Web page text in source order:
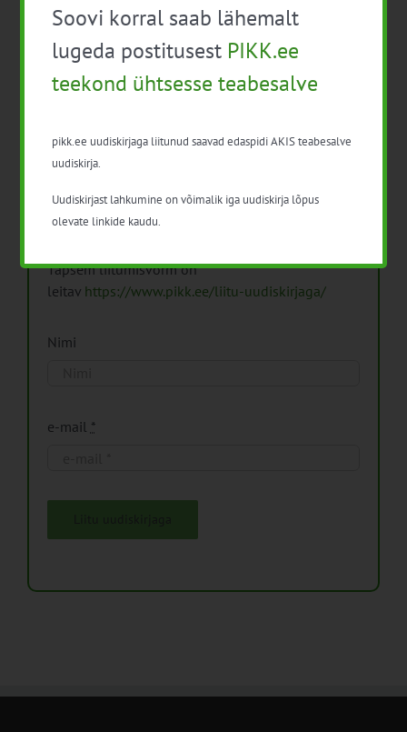
Pikk.ee uudiskirjaga liitumine.
Isikuandmeid töötleme vastavalt
Isikuandmete
Täpsem liitumisvorm on
leitav https://www.pikk.ee/liitu-uudiskirjaga/
Nimi
e-mail *
Soovi korral saab lähemalt
lugeda postitusest PIKK.ee
teekond ühtsesse teabesalve
pikk.ee uudiskirjaga liitunud saavad edaspidi AKIS teabesalve
uudiskirja.
Uudiskirjast lahkumine on võimalik iga uudiskirja lõpus
olevate linkide kaudu.